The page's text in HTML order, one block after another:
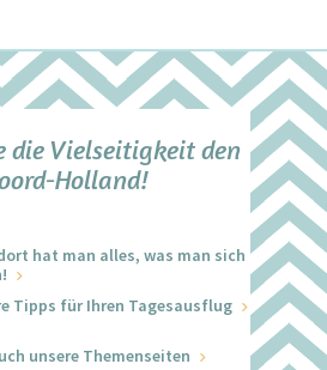
die Vielseitigkeit den
Holland!
hat man alles, was man sich
Tipps für Ihren Tagesausflug
unsere Themenseiten